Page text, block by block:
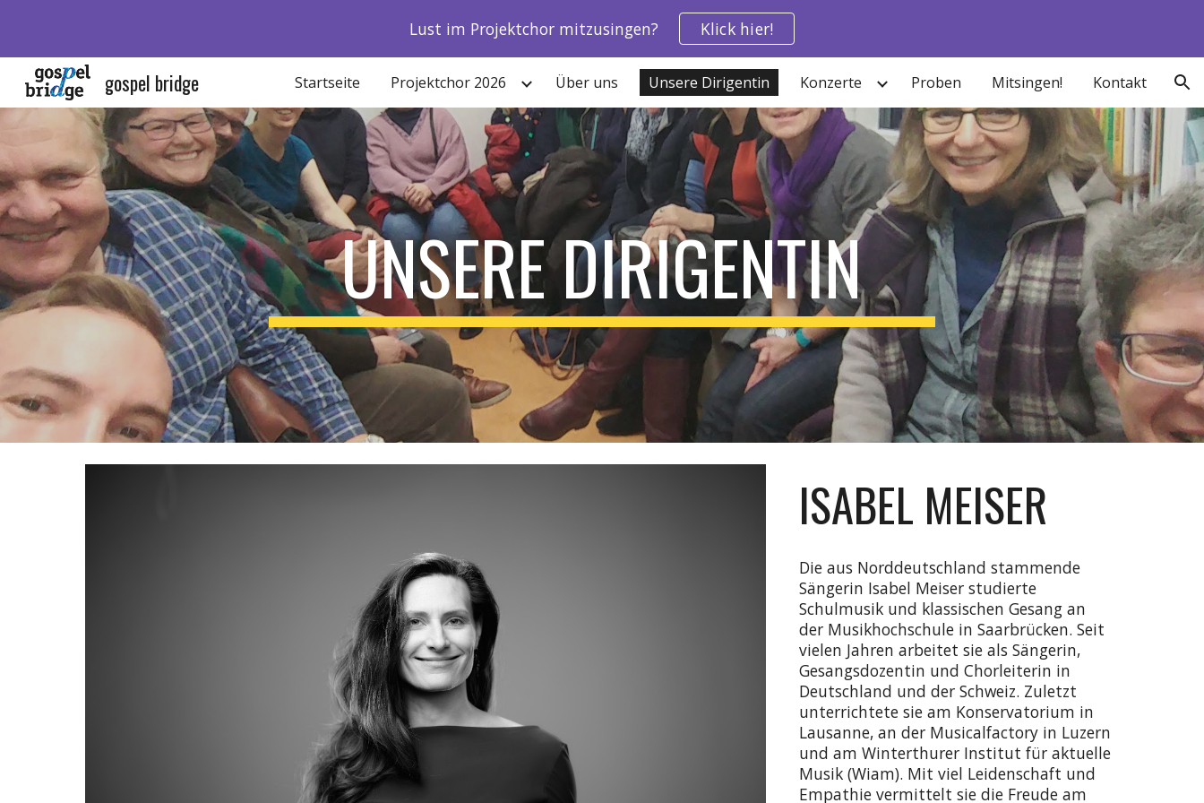
Skip to main content Skip to navigation
Lust im Projektchor mitzusingen? Klick hier!
gospel bridge Startseite Projektchor 2026 Über uns Unsere Dirigentin Konzerte Proben Mitsingen! Kontakt
UNSERE DIRIGENTIN
ISABEL MEISER
Die aus Norddeutschland stammende
Sängerin Isabel Meiser studierte
Schulmusik und klassischen Gesang an
der Musikhochschule in Saarbrücken. Seit
vielen Jahren arbeitet sie als Sängerin,
Gesangsdozentin und Chorleiterin in
Deutschland und der Schweiz. Zuletzt
unterrichtete sie am Konservatorium in
Lausanne, an der Musicalfactory in Luzern
und am Winterthurer Institut für aktuelle
Musik (Wiam). Mit viel Leidenschaft und
Empathie vermittelt sie die Freude am